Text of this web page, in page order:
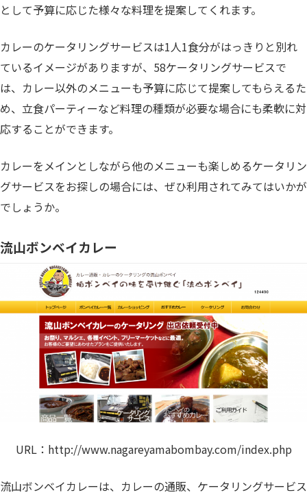
として予算に応じた様々な料理を提案してくれます。
カレーのケータリングサービスは1人1食分がはっきりと別れ
ているイメージがありますが、58ケータリングサービスで
は、カレー以外のメニューも予算に応じて提案してもらえるた
め、立食パーティーなど料理の種類が必要な場合にも柔軟に対
応することができます。
カレーをメインとしながら他のメニューも楽しめるケータリン
グサービスをお探しの場合には、ぜひ利用されてみてはいかが
でしょうか。
流山ボンベイカレー
URL： http://www.nagareyamabombay.com/index.php
流山ボンベイカレーは、カレーの通販、ケータリングサービス